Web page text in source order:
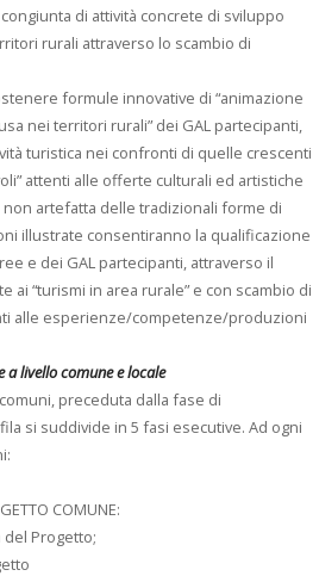
di attività concrete di sviluppo
rurali attraverso lo scambio di
formule innovative di “animazione
nei territori rurali” dei GAL partecipanti,
turistica nei confronti di quelle crescenti
attenti alle offerte culturali ed artistiche
artefatta delle tradizionali forme di
illustrate consentiranno la qualificazione
e dei GAL partecipanti, attraverso il
ai “turismi in area rurale” e con scambio di
alle esperienze/competenze/produzioni
a livello comune e locale
preceduta dalla fase di
si suddivide in 5 fasi esecutive. Ad ogni
COMUNE:
del Progetto;